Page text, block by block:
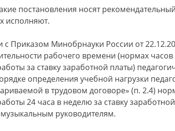
постановления носят
исполняют.
с Приказом Минобрнауки России от
рабочего времени (нормах часов
за ставку заработной платы)
определения учебной нагрузки
в трудовом договоре» (п. 2.4)
24 часа в неделю за ставку
музыкальным руководителям.